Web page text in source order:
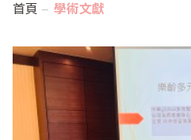
首頁 學術文獻